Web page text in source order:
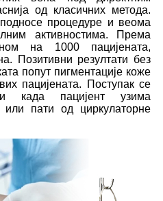
од класичних метода.
процедуре и веома
активностима. Према
на 1000 пацијената,
Позитивни резултати без
попут пигментације коже
пацијената. Поступак се
када пацијент узима
или пати од циркулаторне